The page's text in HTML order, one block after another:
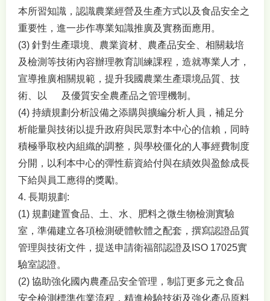
本所習知識，認識農業經營及生產方式以及食品安全之
重要性，進一步作專業知識推廣及實務面應用。
(3) 針對生產環境、農業資材、農產品安全、相關栽培
及檢測等技術內容辦理教育訓練課程，造就專業人才，
宣導推廣相關規範，提升我國農業生產環境品質、技
術、以 及優質安全農產品之管理機制。
(4) 持續規劃分析設備之添購與擴編分析人員，補足分
析能量與技術以提升政府與民眾對本中心的信賴，同時
積極爭取校內組織的調整，與學校僵化的人事經費制度
分開，以利本中心的彈性薪資給付與在績效與盈餘成長
下給與員工應得的獎勵。
4. 長期規劃:
(1) 規劃建置食品、土、水、肥料之微生物檢測實驗
室，準備建立各項檢測硬體軟體之配套，撰寫認證品質
管理與技術文件，提送申請衛福部認證及ISO 17025實
驗室認證。
(2) 協助強化國內農產品安全管理，制訂更多元之食品
安全檢測標準作業流程，精進檢驗技術及強化產品原料